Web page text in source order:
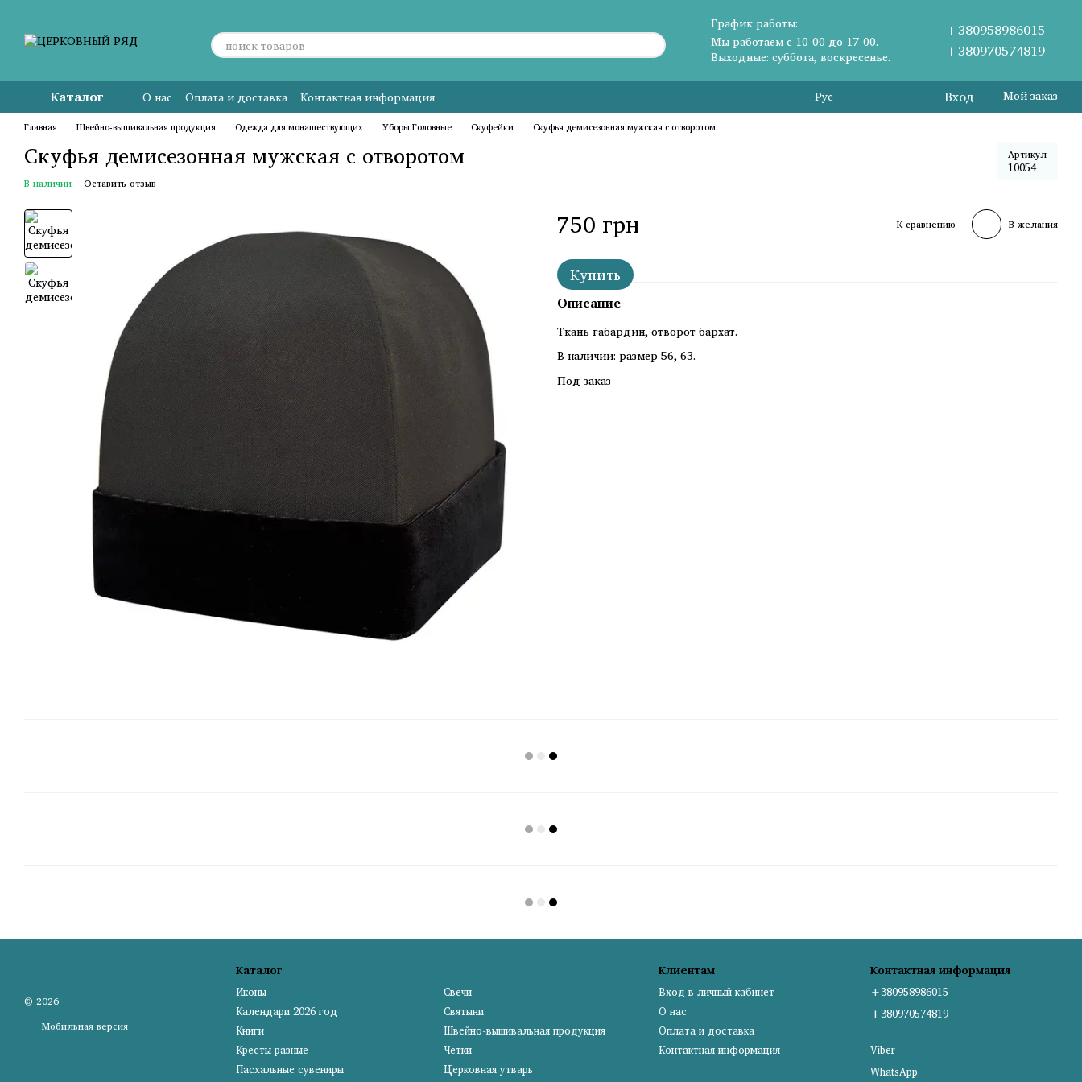
График работы:
Мы работаем с 10-00 до 17-00.
Выходные: суббота, воскресенье.
+380958986015
+380970574819
Каталог О нас Оплата и доставка Контактная информация Рус Вход Мой заказ
Главная Швейно-вышивальная продукция Одежда для монашествующих Уборы Головные Скуфейки Скуфья демисезонная мужская с отворотом
Скуфья демисезонная мужская с отворотом Артикул
10054
В наличии Оставить отзыв
750 грн К сравнению В желания
Купить
Описание
Ткань габардин, отворот бархат.
В наличии: размер 56, 63.
Под заказ
© 2026
Мобильная версия
Каталог
Иконы
Календари 2026 год
Книги
Кресты разные
Пасхальные сувениры
Свечи
Святыни
Швейно-вышивальная продукция
Четки
Церковная утварь
Клиентам
Вход в личный кабинет
О нас
Оплата и доставка
Контактная информация
Контактная информация
+380958986015
+380970574819
Viber
WhatsApp